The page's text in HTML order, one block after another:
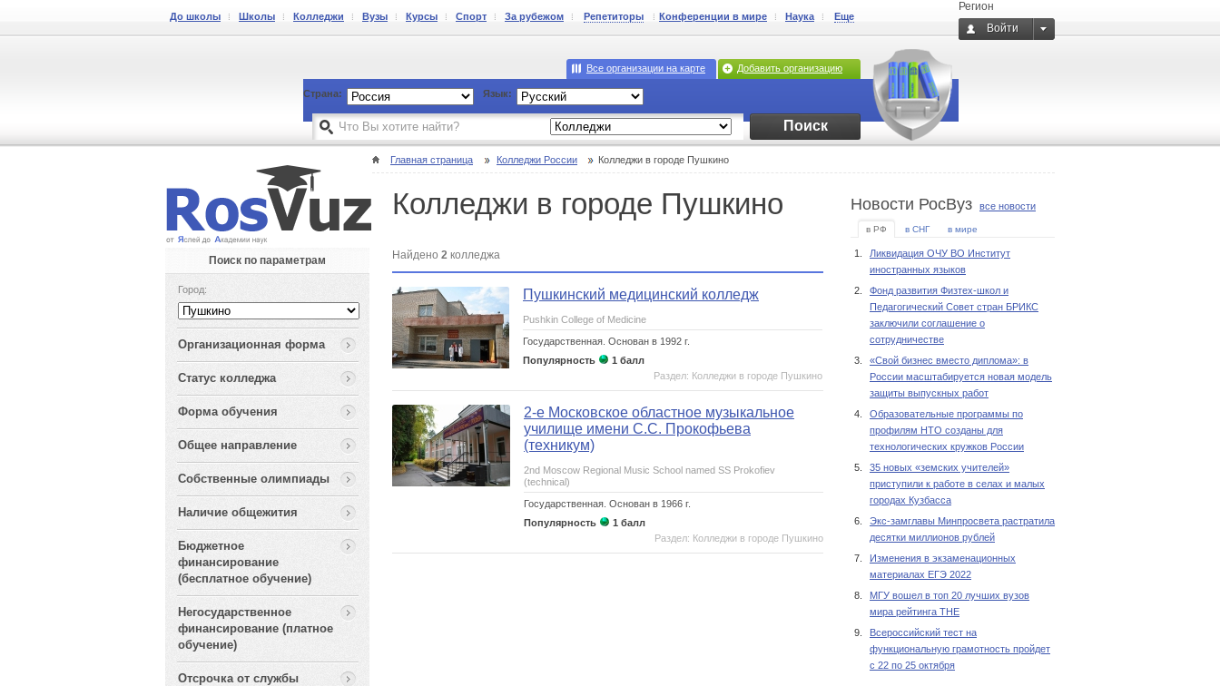
Регион
Войти
До школы Школы Колледжи Вузы Курсы Спорт За рубежом Репетиторы Конференции в мире Наука Еще
Добавить организацию
Все организации на карте
Страна: Язык:
Поиск
Главная страница Колледжи России Колледжи в городе Пушкино
Новости РосВуз все новости
в РФ в СНГ в мире
1.
Ликвидация ОЧУ ВО Институт
иностранных языков
2.
Фонд развития Физтех-школ и
Педагогический Совет стран БРИКС
заключили соглашение о
сотрудничестве
3.
«Свой бизнес вместо диплома»: в
России масштабируется новая модель
защиты выпускных работ
4.
Образовательные программы по
профилям НТО созданы для
технологических кружков России
5.
35 новых «земских учителей»
приступили к работе в селах и малых
городах Кузбасса
6.
Экс-замглавы Минпросвета растратила
десятки миллионов рублей
7.
Изменения в экзаменационных
материалах ЕГЭ 2022
8.
МГУ вошел в топ 20 лучших вузов
мира рейтинга THE
9.
Всероссийский тест на
функциональную грамотность пройдет
с 22 по 25 октября
Колледжи в городе Пушкино
Найдено 2 колледжа
Пушкинский медицинский колледж
Pushkin College of Medicine
Государственная. Основан в 1992 г.
Популярность
1 балл
Раздел: Колледжи в городе Пушкино
2-е Московское областное музыкальное
училище имени С.С. Прокофьева
(техникум)
2nd Moscow Regional Music School named SS Prokofiev
(technical)
Государственная. Основан в 1966 г.
Популярность
1 балл
Раздел: Колледжи в городе Пушкино
Поиск по параметрам
Город:
Организационная форма
Статус колледжа
Форма обучения
Общее направление
Собственные олимпиады
Наличие общежития
Бюджетное
финансирование
(бесплатное обучение)
Негосударственное
финансирование (платное
обучение)
Отсрочка от службы